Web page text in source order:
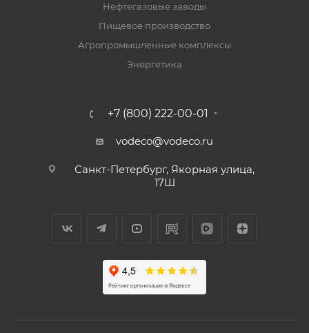
Нефтегазовые заводы
Пищевое производство
Агропромышленные комплексы
Энергетика
+7 (800) 222-00-01
vodeco@vodeco.ru
Санкт-Петербург, Якорная улица,
17Ш